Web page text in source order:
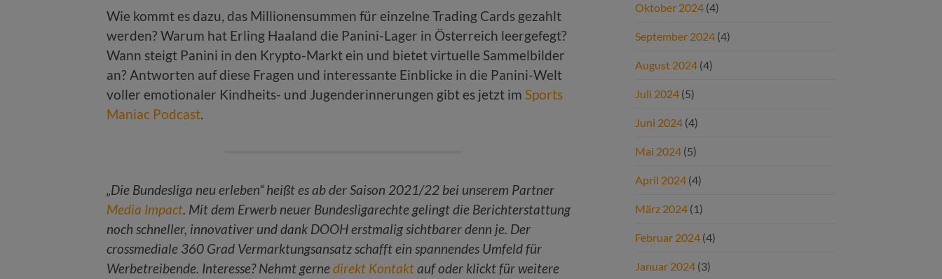
Wie kommt es dazu, das Millionensummen für einzelne Trading Cards gezahlt
werden? Warum hat Erling Haaland die Panini-Lager in Österreich leergefegt?
Wann steigt Panini in den Krypto-Markt ein und bietet virtuelle Sammelbilder
an? Antworten auf diese Fragen und interessante Einblicke in die Panini-Welt
voller emotionaler Kindheits- und Jugenderinnerungen gibt es jetzt im Sports
Maniac Podcast.
„Die Bundesliga neu erleben“ heißt es ab der Saison 2021/22 bei unserem Partner
Media Impact. Mit dem Erwerb neuer Bundesligarechte gelingt die Berichterstattung
noch schneller, innovativer und dank DOOH erstmalig sichtbarer denn je. Der
crossmediale 360 Grad Vermarktungsansatz schafft ein spannendes Umfeld für
Werbetreibende. Interesse? Nehmt gernedirekt Kontaktauf oder klickt für weitere
Oktober 2024 (4)
September 2024 (4)
August 2024 (4)
Juli 2024 (5)
Juni 2024 (4)
Mai 2024 (5)
April 2024 (4)
März 2024 (1)
Februar 2024 (4)
Januar 2024 (3)